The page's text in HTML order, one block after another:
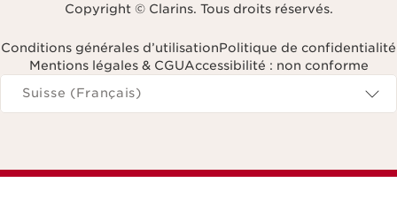
Copyright © Clarins. Tous droits réservés.
Conditions générales d’utilisationPolitique de confidentialité
Mentions légales & CGUAccessibilité : non conforme
Naviguer vers
Suisse (Français)